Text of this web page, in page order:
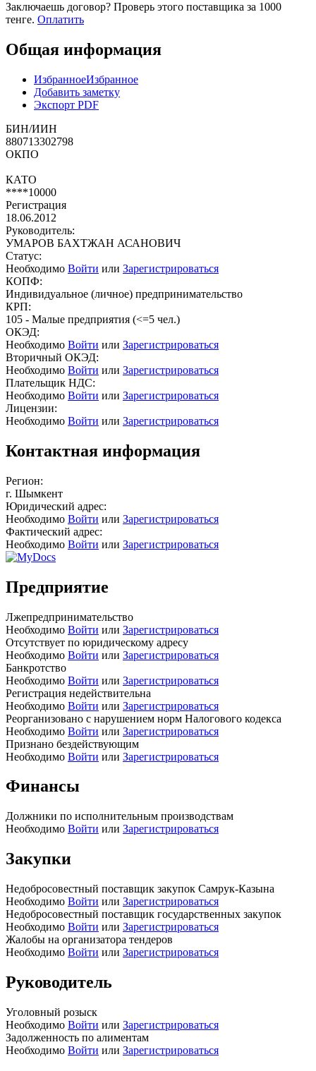
Заключаешь договор? Проверь этого поставщика за 1000
тенге. Оплатить
Общая информация
ИзбранноеИзбранное
Добавить заметку
Экспорт PDF
БИН/ИИН
880713302798
ОКПО
КАТО
****10000
Регистрация
18.06.2012
Руководитель:
УМАРОВ БАХТЖАН АСАНОВИЧ
Статус:
Необходимо Войти или Зарегистрироваться
КОПФ:
Индивидуальное (личное) предпринимательство
КРП:
105 - Малые предприятия (<=5 чел.)
ОКЭД:
Необходимо Войти или Зарегистрироваться
Вторичный ОКЭД:
Необходимо Войти или Зарегистрироваться
Плательщик НДС:
Необходимо Войти или Зарегистрироваться
Лицензии:
Необходимо Войти или Зарегистрироваться
Контактная информация
Регион:
г. Шымкент
Юридический адрес:
Необходимо Войти или Зарегистрироваться
Фактический адрес:
Необходимо Войти или Зарегистрироваться
Предприятие
Лжепредпринимательство
Необходимо Войти или Зарегистрироваться
Отсутствует по юридическому адресу
Необходимо Войти или Зарегистрироваться
Банкротство
Необходимо Войти или Зарегистрироваться
Регистрация недействительна
Необходимо Войти или Зарегистрироваться
Реорганизовано с нарушением норм Налогового кодекса
Необходимо Войти или Зарегистрироваться
Признано бездействующим
Необходимо Войти или Зарегистрироваться
Финансы
Должники по исполнительным производствам
Необходимо Войти или Зарегистрироваться
Закупки
Недобросовестный поставщик закупок Самрук-Казына
Необходимо Войти или Зарегистрироваться
Недобросовестный поставщик государственных закупок
Необходимо Войти или Зарегистрироваться
Жалобы на организатора тендеров
Необходимо Войти или Зарегистрироваться
Руководитель
Уголовный розыск
Необходимо Войти или Зарегистрироваться
Задолженность по алиментам
Необходимо Войти или Зарегистрироваться